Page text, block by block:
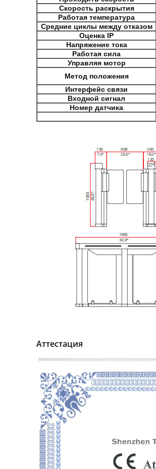
Скорость раскрытия
Работая температура
Средние циклы между отказом
Оценка IP
Напряжение тока
Работая сила
Управляя мотор
Метод положения
Интерфейс связи
Входной сигнал
Номер датчика
Аттестация